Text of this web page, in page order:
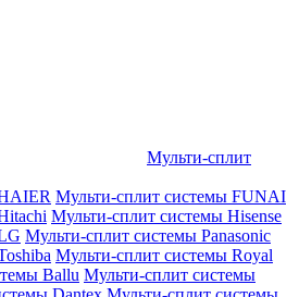
Мульти-сплит
Мульти-сплит системы FUNAI
Мульти-сплит системы Hisense
Мульти-сплит системы Panasonic
Мульти-сплит системы Royal
Ballu Мульти-сплит системы